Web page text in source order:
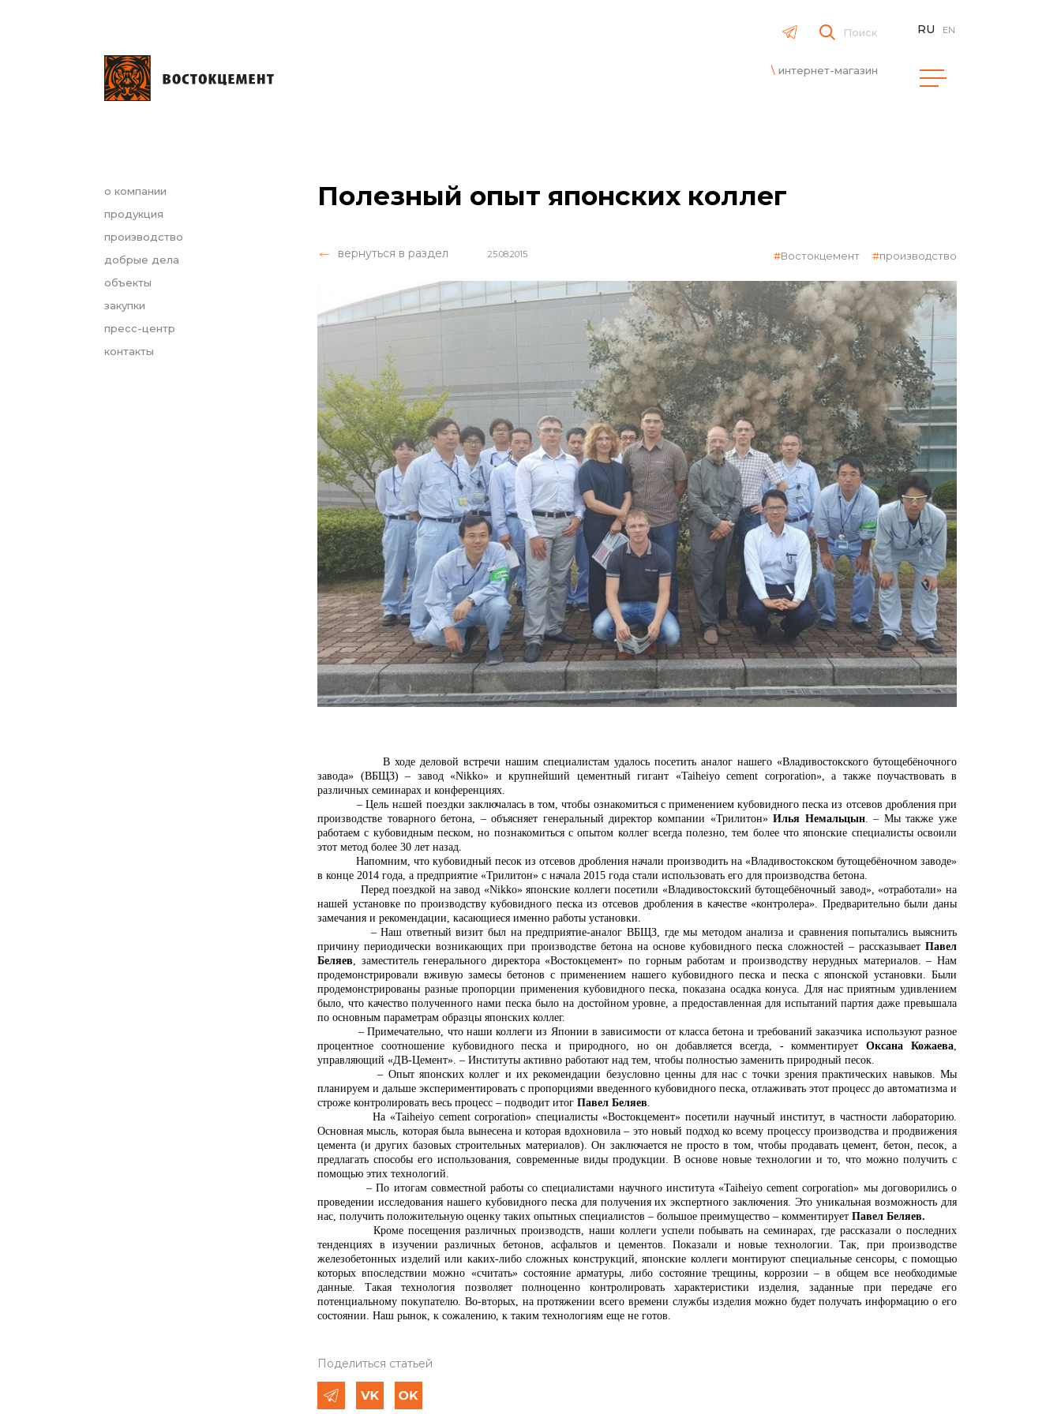
Поиск
интернет-магазин
RU EN
о компании
продукция
производство
добрые дела
объекты
закупки
пресс-центр
контакты
Полезный опыт японских коллег
вернуться в раздел 25.08.2015 Востокцемент производство
В ходе деловой встречи нашим специалистам удалось посетить аналог нашего «Владивостокского бутощебёночного
завода» (ВБЩЗ) – завод «Nikko» и крупнейший цементный гигант «Taiheiyo cement corporation», а также поучаствовать в
различных семинарах и конференциях.
– Цель нашей поездки заключалась в том, чтобы ознакомиться с применением кубовидного песка из отсевов дробления при
производстве товарного бетона, – объясняет генеральный директор компании «Трилитон»Илья Немальцын. – Мы также уже
работаем с кубовидным песком, но познакомиться с опытом коллег всегда полезно, тем более что японские специалисты освоили
этот метод более 30 лет назад.
Напомним, что кубовидный песок из отсевов дробления начали производить на «Владивостокском бутощебёночном заводе»
в конце 2014 года, а предприятие «Трилитон» с начала 2015 года стали использовать его для производства бетона.
Перед поездкой на завод «Nikko» японские коллеги посетили «Владивостокский бутощебёночный завод», «отработали» на
нашей установке по производству кубовидного песка из отсевов дробления в качестве «контролера». Предварительно были даны
замечания и рекомендации, касающиеся именно работы установки.
– Наш ответный визит был на предприятие-аналог ВБЩЗ, где мы методом анализа и сравнения попытались выяснить
причину периодически возникающих при производстве бетона на основе кубовидного песка сложностей – рассказывает Павел
Беляев, заместитель генерального директора «Востокцемент» по горным работам и производству нерудных материалов. – Нам
продемонстрировали вживую замесы бетонов с применением нашего кубовидного песка и песка с японской установки. Были
продемонстрированы разные пропорции применения кубовидного песка, показана осадка конуса. Для нас приятным удивлением
было, что качество полученного нами песка было на достойном уровне, а предоставленная для испытаний партия даже превышала
по основным параметрам образцы японских коллег.
– Примечательно, что наши коллеги из Японии в зависимости от класса бетона и требований заказчика используют разное
процентное соотношение кубовидного песка и природного, но он добавляется всегда, - комментируетОксана Кожаева,
управляющий «ДВ-Цемент». – Институты активно работают над тем, чтобы полностью заменить природный песок.
– Опыт японских коллег и их рекомендации безусловно ценны для нас с точки зрения практических навыков. Мы
планируем и дальше экспериментировать с пропорциями введенного кубовидного песка, отлаживать этот процесс до автоматизма и
строже контролировать весь процесс – подводит итог Павел Беляев.
На «Taiheiyo cement corporation» специалисты «Востокцемент» посетили научный институт, в частности лабораторию.
Основная мысль, которая была вынесена и которая вдохновила – это новый подход ко всему процессу производства и продвижения
цемента (и других базовых строительных материалов). Он заключается не просто в том, чтобы продавать цемент, бетон, песок, а
предлагать способы его использования, современные виды продукции. В основе новые технологии и то, что можно получить с
помощью этих технологий.
– По итогам совместной работы со специалистами научного института «Taiheiyo cement corporation» мы договорились о
проведении исследования нашего кубовидного песка для получения их экспертного заключения. Это уникальная возможность для
нас, получить положительную оценку таких опытных специалистов – большое преимущество – комментирует Павел Беляев.
Кроме посещения различных производств, наши коллеги успели побывать на семинарах, где рассказали о последних
тенденциях в изучении различных бетонов, асфальтов и цементов. Показали и новые технологии. Так, при производстве
железобетонных изделий или каких-либо сложных конструкций, японские коллеги монтируют специальные сенсоры, с помощью
которых впоследствии можно «считать» состояние арматуры, либо состояние трещины, коррозии – в общем все необходимые
данные. Такая технология позволяет полноценно контролировать характеристики изделия, заданные при передаче его
потенциальному покупателю. Во-вторых, на протяжении всего времени службы изделия можно будет получать информацию о его
состоянии. Наш рынок, к сожалению, к таким технологиям еще не готов.
Поделиться статьей